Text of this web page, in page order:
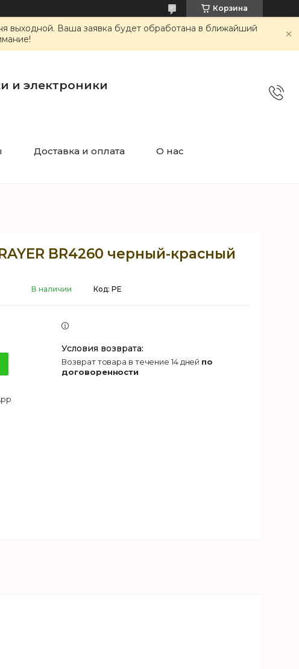
Корзина
выходной. Ваша заявка будет обработана в ближайший
и электроники
Доставка и оплата О нас
BR4260 черный-красный
В наличии Код: PE
возврат товара в течение 14 дней по
договоренности